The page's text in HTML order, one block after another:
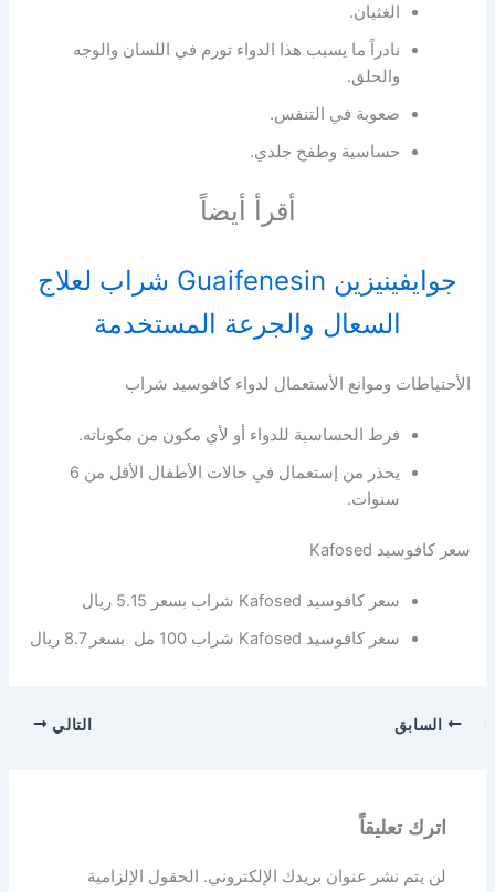
الغثيان.
نادراً ما يسبب هذا الدواء تورم في اللسان والوجه
والحلق.
صعوبة في التنفس.
حساسية وطفح جلدي.
أقرأ أيضاً
جوايفينيزين Guaifenesin شراب لعلاج
السعال والجرعة المستخدمة
الأحتياطات وموانع الأستعمال لدواء كافوسيد شراب
فرط الحساسية للدواء أو لأي مكون من مكوناته.
يحذر من إستعمال في حالات الأطفال الأقل من 6
سنوات.
سعر كافوسيد Kafosed
سعر كافوسيد Kafosed شراب بسعر 5.15 ريال
سعر كافوسيد Kafosed شراب 100 مل بسعر 8.7 ريال
السابق التالي
اترك تعليقاً
لن يتم نشر عنوان بريدك الإلكتروني. الحقول الإلزامية